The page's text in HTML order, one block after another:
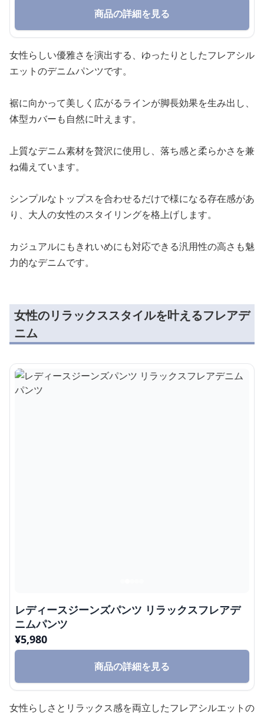
商品の詳細を見る
女性らしい優雅さを演出する、ゆったりとしたフレアシル
エットのデニムパンツです。
裾に向かって美しく広がるラインが脚長効果を生み出し、
体型カバーも自然に叶えます。
上質なデニム素材を贅沢に使用し、落ち感と柔らかさを兼
ね備えています。
シンプルなトップスを合わせるだけで様になる存在感があ
り、大人の女性のスタイリングを格上げします。
カジュアルにもきれいめにも対応できる汎用性の高さも魅
力的なデニムです。
女性のリラックススタイルを叶えるフレアデ
ニム
レディースジーンズパンツ リラックスフレアデ
ニムパンツ
¥5,980
商品の詳細を見る
女性らしさとリラックス感を両立したフレアシルエットの